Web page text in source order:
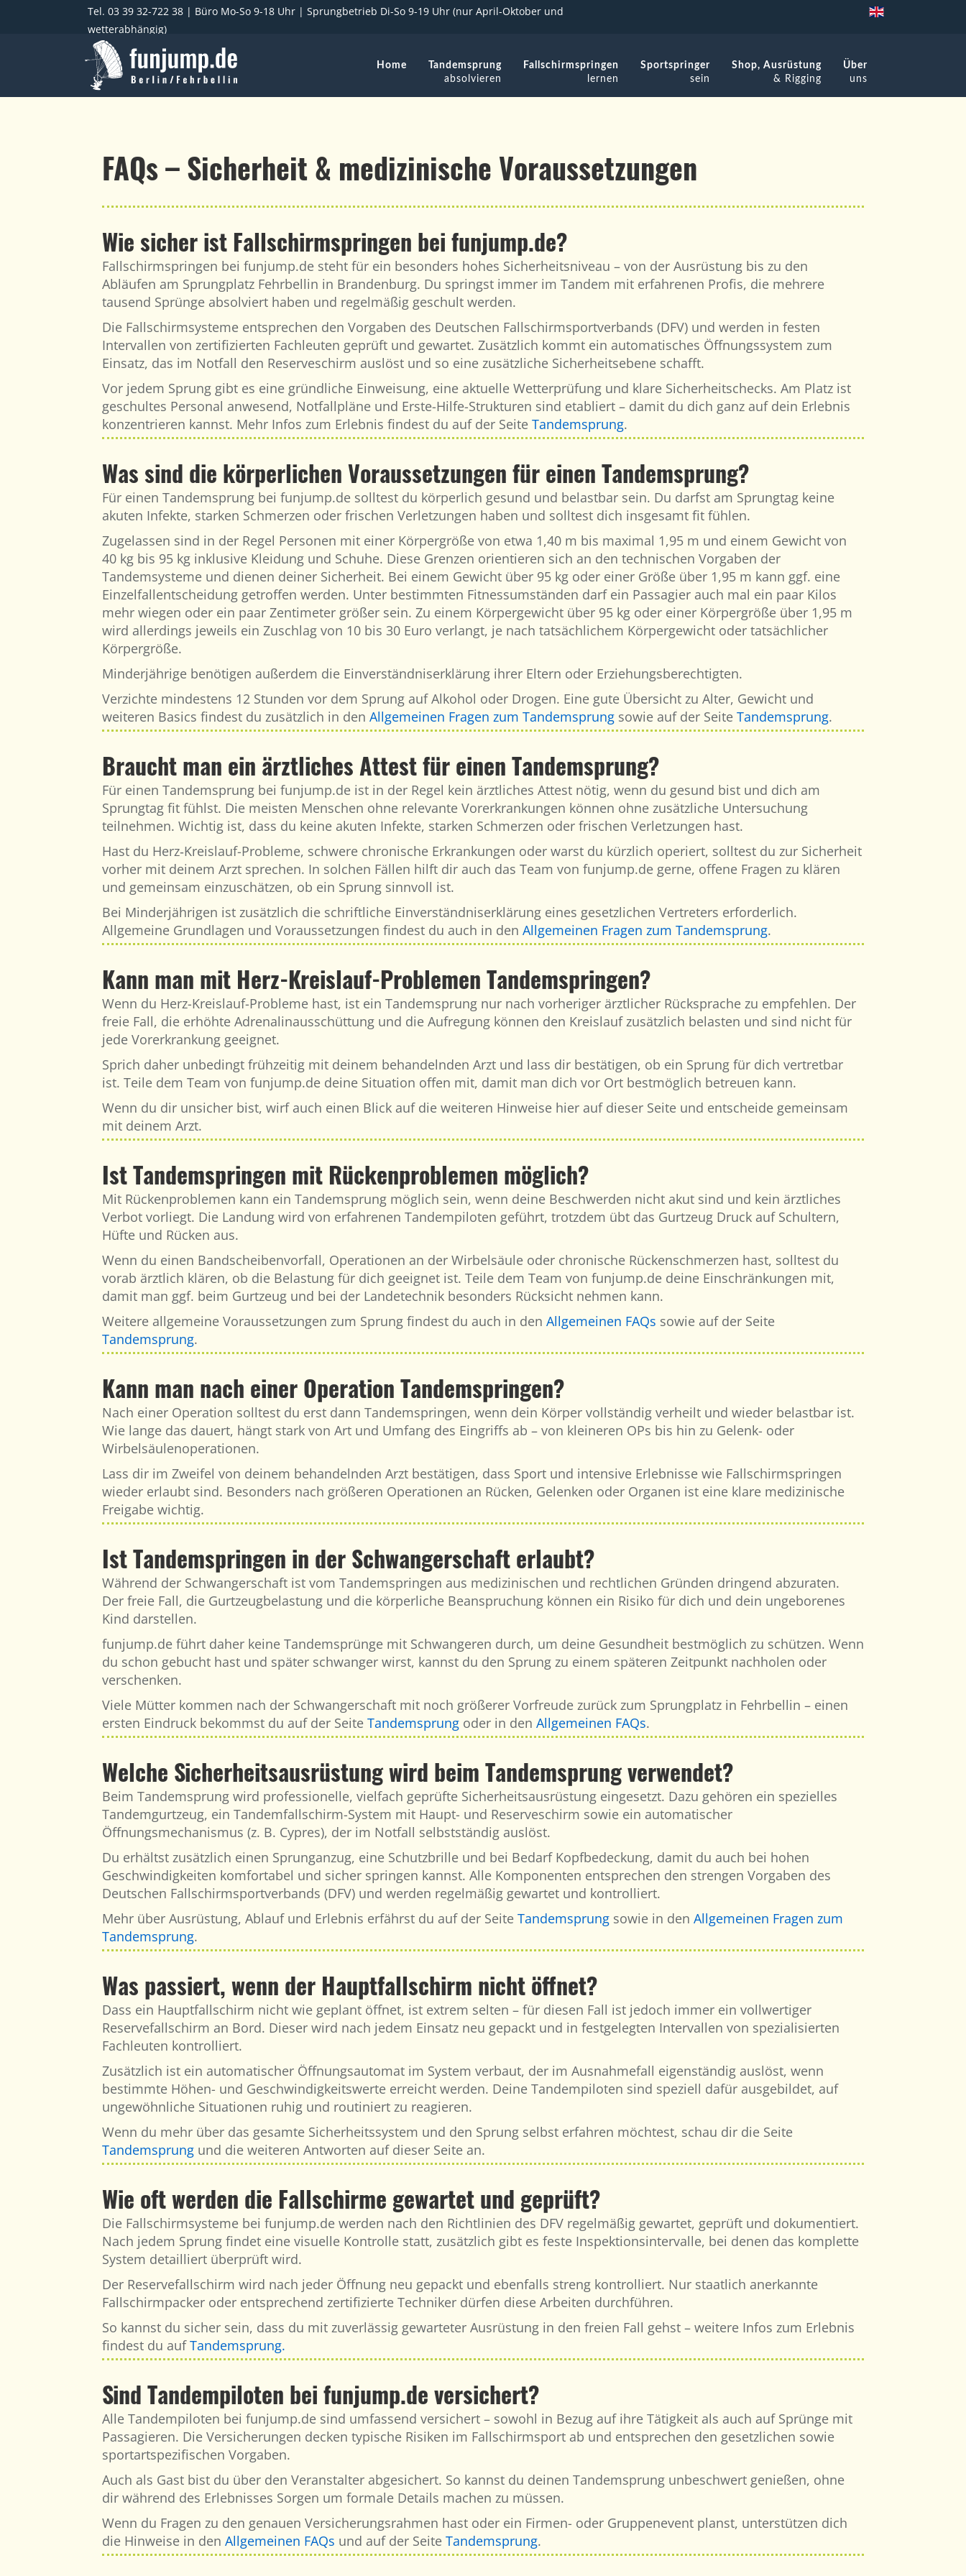
Tel. 03 39 32-722 38 | Büro Mo-So 9-18 Uhr | Sprungbetrieb Di-So 9-19 Uhr (nur April-Oktober und
wetterabhängig)
Home
Tandemsprung
absolvieren
Fallschirmspringen
lernen
Sportspringer
sein
Shop, Ausrüstung
& Rigging
Über
uns
FAQs – Sicherheit & medizinische Voraussetzungen
Wie sicher ist Fallschirmspringen bei funjump.de?
Fallschirmspringen bei funjump.de steht für ein besonders hohes Sicherheitsniveau – von der Ausrüstung bis zu den
Abläufen am Sprungplatz Fehrbellin in Brandenburg. Du springst immer im Tandem mit erfahrenen Profis, die mehrere
tausend Sprünge absolviert haben und regelmäßig geschult werden.
Die Fallschirmsysteme entsprechen den Vorgaben des Deutschen Fallschirmsportverbands (DFV) und werden in festen
Intervallen von zertifizierten Fachleuten geprüft und gewartet. Zusätzlich kommt ein automatisches Öffnungssystem zum
Einsatz, das im Notfall den Reserveschirm auslöst und so eine zusätzliche Sicherheitsebene schafft.
Vor jedem Sprung gibt es eine gründliche Einweisung, eine aktuelle Wetterprüfung und klare Sicherheitschecks. Am Platz ist
geschultes Personal anwesend, Notfallpläne und Erste-Hilfe-Strukturen sind etabliert – damit du dich ganz auf dein Erlebnis
konzentrieren kannst. Mehr Infos zum Erlebnis findest du auf der Seite Tandemsprung.
Was sind die körperlichen Voraussetzungen für einen Tandemsprung?
Für einen Tandemsprung bei funjump.de solltest du körperlich gesund und belastbar sein. Du darfst am Sprungtag keine
akuten Infekte, starken Schmerzen oder frischen Verletzungen haben und solltest dich insgesamt fit fühlen.
Zugelassen sind in der Regel Personen mit einer Körpergröße von etwa 1,40 m bis maximal 1,95 m und einem Gewicht von
40 kg bis 95 kg inklusive Kleidung und Schuhe. Diese Grenzen orientieren sich an den technischen Vorgaben der
Tandemsysteme und dienen deiner Sicherheit. Bei einem Gewicht über 95 kg oder einer Größe über 1,95 m kann ggf. eine
Einzelfallentscheidung getroffen werden. Unter bestimmten Fitnessumständen darf ein Passagier auch mal ein paar Kilos
mehr wiegen oder ein paar Zentimeter größer sein. Zu einem Körpergewicht über 95 kg oder einer Körpergröße über 1,95 m
wird allerdings jeweils ein Zuschlag von 10 bis 30 Euro verlangt, je nach tatsächlichem Körpergewicht oder tatsächlicher
Körpergröße.
Minderjährige benötigen außerdem die Einverständniserklärung ihrer Eltern oder Erziehungsberechtigten.
Verzichte mindestens 12 Stunden vor dem Sprung auf Alkohol oder Drogen. Eine gute Übersicht zu Alter, Gewicht und
weiteren Basics findest du zusätzlich in den Allgemeinen Fragen zum Tandemsprung sowie auf der Seite Tandemsprung.
Braucht man ein ärztliches Attest für einen Tandemsprung?
Für einen Tandemsprung bei funjump.de ist in der Regel kein ärztliches Attest nötig, wenn du gesund bist und dich am
Sprungtag fit fühlst. Die meisten Menschen ohne relevante Vorerkrankungen können ohne zusätzliche Untersuchung
teilnehmen. Wichtig ist, dass du keine akuten Infekte, starken Schmerzen oder frischen Verletzungen hast.
Hast du Herz‑Kreislauf-Probleme, schwere chronische Erkrankungen oder warst du kürzlich operiert, solltest du zur Sicherheit
vorher mit deinem Arzt sprechen. In solchen Fällen hilft dir auch das Team von funjump.de gerne, offene Fragen zu klären
und gemeinsam einzuschätzen, ob ein Sprung sinnvoll ist.
Bei Minderjährigen ist zusätzlich die schriftliche Einverständniserklärung eines gesetzlichen Vertreters erforderlich.
Allgemeine Grundlagen und Voraussetzungen findest du auch in den Allgemeinen Fragen zum Tandemsprung.
Kann man mit Herz-Kreislauf-Problemen Tandemspringen?
Wenn du Herz-Kreislauf-Probleme hast, ist ein Tandemsprung nur nach vorheriger ärztlicher Rücksprache zu empfehlen. Der
freie Fall, die erhöhte Adrenalinausschüttung und die Aufregung können den Kreislauf zusätzlich belasten und sind nicht für
jede Vorerkrankung geeignet.
Sprich daher unbedingt frühzeitig mit deinem behandelnden Arzt und lass dir bestätigen, ob ein Sprung für dich vertretbar
ist. Teile dem Team von funjump.de deine Situation offen mit, damit man dich vor Ort bestmöglich betreuen kann.
Wenn du dir unsicher bist, wirf auch einen Blick auf die weiteren Hinweise hier auf dieser Seite und entscheide gemeinsam
mit deinem Arzt.
Ist Tandemspringen mit Rückenproblemen möglich?
Mit Rückenproblemen kann ein Tandemsprung möglich sein, wenn deine Beschwerden nicht akut sind und kein ärztliches
Verbot vorliegt. Die Landung wird von erfahrenen Tandempiloten geführt, trotzdem übt das Gurtzeug Druck auf Schultern,
Hüfte und Rücken aus.
Wenn du einen Bandscheibenvorfall, Operationen an der Wirbelsäule oder chronische Rückenschmerzen hast, solltest du
vorab ärztlich klären, ob die Belastung für dich geeignet ist. Teile dem Team von funjump.de deine Einschränkungen mit,
damit man ggf. beim Gurtzeug und bei der Landetechnik besonders Rücksicht nehmen kann.
Weitere allgemeine Voraussetzungen zum Sprung findest du auch in den Allgemeinen FAQs sowie auf der Seite
Tandemsprung.
Kann man nach einer Operation Tandemspringen?
Nach einer Operation solltest du erst dann Tandemspringen, wenn dein Körper vollständig verheilt und wieder belastbar ist.
Wie lange das dauert, hängt stark von Art und Umfang des Eingriffs ab – von kleineren OPs bis hin zu Gelenk- oder
Wirbelsäulenoperationen.
Lass dir im Zweifel von deinem behandelnden Arzt bestätigen, dass Sport und intensive Erlebnisse wie Fallschirmspringen
wieder erlaubt sind. Besonders nach größeren Operationen an Rücken, Gelenken oder Organen ist eine klare medizinische
Freigabe wichtig.
Ist Tandemspringen in der Schwangerschaft erlaubt?
Während der Schwangerschaft ist vom Tandemspringen aus medizinischen und rechtlichen Gründen dringend abzuraten.
Der freie Fall, die Gurtzeugbelastung und die körperliche Beanspruchung können ein Risiko für dich und dein ungeborenes
Kind darstellen.
funjump.de führt daher keine Tandemsprünge mit Schwangeren durch, um deine Gesundheit bestmöglich zu schützen. Wenn
du schon gebucht hast und später schwanger wirst, kannst du den Sprung zu einem späteren Zeitpunkt nachholen oder
verschenken.
Viele Mütter kommen nach der Schwangerschaft mit noch größerer Vorfreude zurück zum Sprungplatz in Fehrbellin – einen
ersten Eindruck bekommst du auf der Seite Tandemsprung oder in den Allgemeinen FAQs.
Welche Sicherheitsausrüstung wird beim Tandemsprung verwendet?
Beim Tandemsprung wird professionelle, vielfach geprüfte Sicherheitsausrüstung eingesetzt. Dazu gehören ein spezielles
Tandemgurtzeug, ein Tandemfallschirm-System mit Haupt- und Reserveschirm sowie ein automatischer
Öffnungsmechanismus (z. B. Cypres), der im Notfall selbstständig auslöst.
Du erhältst zusätzlich einen Sprunganzug, eine Schutzbrille und bei Bedarf Kopfbedeckung, damit du auch bei hohen
Geschwindigkeiten komfortabel und sicher springen kannst. Alle Komponenten entsprechen den strengen Vorgaben des
Deutschen Fallschirmsportverbands (DFV) und werden regelmäßig gewartet und kontrolliert.
Mehr über Ausrüstung, Ablauf und Erlebnis erfährst du auf der Seite Tandemsprung sowie in den Allgemeinen Fragen zum
Tandemsprung.
Was passiert, wenn der Hauptfallschirm nicht öffnet?
Dass ein Hauptfallschirm nicht wie geplant öffnet, ist extrem selten – für diesen Fall ist jedoch immer ein vollwertiger
Reservefallschirm an Bord. Dieser wird nach jedem Einsatz neu gepackt und in festgelegten Intervallen von spezialisierten
Fachleuten kontrolliert.
Zusätzlich ist ein automatischer Öffnungsautomat im System verbaut, der im Ausnahmefall eigenständig auslöst, wenn
bestimmte Höhen- und Geschwindigkeitswerte erreicht werden. Deine Tandempiloten sind speziell dafür ausgebildet, auf
ungewöhnliche Situationen ruhig und routiniert zu reagieren.
Wenn du mehr über das gesamte Sicherheitssystem und den Sprung selbst erfahren möchtest, schau dir die Seite
Tandemsprung und die weiteren Antworten auf dieser Seite an.
Wie oft werden die Fallschirme gewartet und geprüft?
Die Fallschirmsysteme bei funjump.de werden nach den Richtlinien des DFV regelmäßig gewartet, geprüft und dokumentiert.
Nach jedem Sprung findet eine visuelle Kontrolle statt, zusätzlich gibt es feste Inspektionsintervalle, bei denen das komplette
System detailliert überprüft wird.​
Der Reservefallschirm wird nach jeder Öffnung neu gepackt und ebenfalls streng kontrolliert. Nur staatlich anerkannte
Fallschirmpacker oder entsprechend zertifizierte Techniker dürfen diese Arbeiten durchführen.​
So kannst du sicher sein, dass du mit zuverlässig gewarteter Ausrüstung in den freien Fall gehst – weitere Infos zum Erlebnis
findest du aufTandemsprung.
Sind Tandempiloten bei funjump.de versichert?
Alle Tandempiloten bei funjump.de sind umfassend versichert – sowohl in Bezug auf ihre Tätigkeit als auch auf Sprünge mit
Passagieren. Die Versicherungen decken typische Risiken im Fallschirmsport ab und entsprechen den gesetzlichen sowie
sportartspezifischen Vorgaben.
Auch als Gast bist du über den Veranstalter abgesichert. So kannst du deinen Tandemsprung unbeschwert genießen, ohne
dir während des Erlebnisses Sorgen um formale Details machen zu müssen.
Wenn du Fragen zu den genauen Versicherungsrahmen hast oder ein Firmen- oder Gruppenevent planst, unterstützen dich
die Hinweise in den Allgemeinen FAQs und auf der Seite Tandemsprung.